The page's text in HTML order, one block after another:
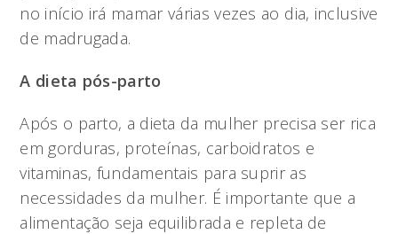
no início irá mamar várias vezes ao dia, inclusive
de madrugada.
A dieta pós-parto
Após o parto, a dieta da mulher precisa ser rica
em gorduras, proteínas, carboidratos e
vitaminas, fundamentais para suprir as
necessidades da mulher. É importante que a
alimentação seja equilibrada e repleta de